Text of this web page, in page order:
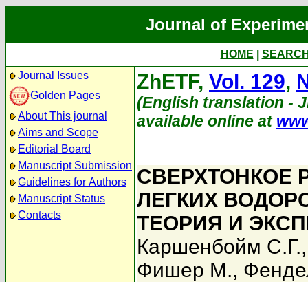
Journal of
HOME
Journal Issues
Golden Pages
About This journal
Aims and Scope
Editorial Board
Manuscript Submission
Guidelines for Authors
Manuscript Status
Contacts
ZhETF, Vol. 129,
(English translation -
available online at
СВЕРХТОНКОЕ
ЛЕГКИХ
ТЕОРИЯ И
Каршенбойм С.Г.
Фишер М.,